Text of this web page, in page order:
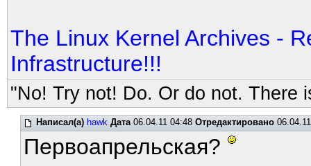
The Linux Kernel Archives -
Infrastructure!!!
"No! Try not! Do. Or do not. There
Написал(а) hawk Дата06.04.11 04:48Отредактировано
Первоапрельская?